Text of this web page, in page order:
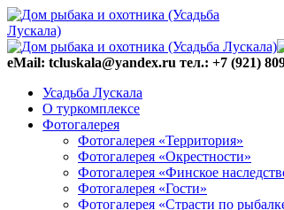
eMail: tcluskala@yandex.ru тел.: +7 (921)
Усадьба Лускала
О туркомплексе
Фотогалерея
Фотогалерея «Территория»
Фотогалерея «Окрестности»
Фотогалерея «Финское
Фотогалерея «Гости»
Фотогалерея «Страсти по